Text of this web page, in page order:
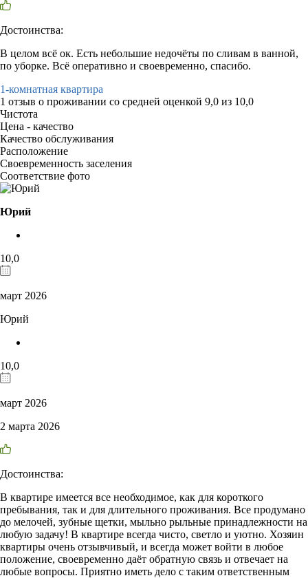
Достоинства:
В целом всё ок. Есть небольшие недочёты по сливам в ванной,
по уборке. Всё оперативно и своевременно, спасибо.
1-комнатная квартира
1 отзыв о проживании со средней оценкой 9,0 из 10,0
Чистота
Цена - качество
Качество обслуживания
Расположение
Своевременность заселения
Соответствие фото
Юрий
10,0
март 2026
Юрий
10,0
март 2026
2 марта 2026
Достоинства:
В квартире имеется все необходимое, как для короткого
пребывания, так и для длительного проживания. Все продумано
до мелочей, зубные щетки, мыльно рыльные принадлежности на
любую задачу! В квартире всегда чисто, светло и уютно. Хозяин
квартиры очень отзывчивый, и всегда может войти в любое
положение, своевременно даёт обратную связь и отвечает на
любые вопросы. Приятно иметь дело с таким ответственным